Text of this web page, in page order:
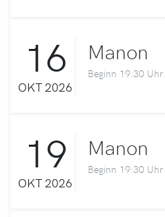
16
OKT 2026
Manon
Beginn 19:30 Uhr
19
OKT 2026
Manon
Beginn 19:30 Uhr